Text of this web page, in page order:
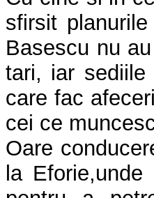
sfirsit
Basescu nu
tari, iar sediile
care fac
cei ce
Oare
la